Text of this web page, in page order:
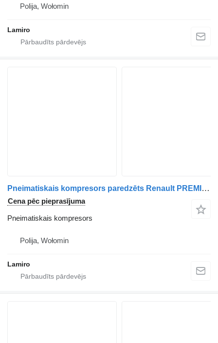
Polija, Wołomin
Lamiro
Pneimatiskais kompresors paredzēts Renault PREMIUM / VOLVO FH4 / RENAULT GAMA T vilcēja
Cena pēc pieprasījuma
Pneimatiskais kompresors
Polija, Wołomin
Lamiro